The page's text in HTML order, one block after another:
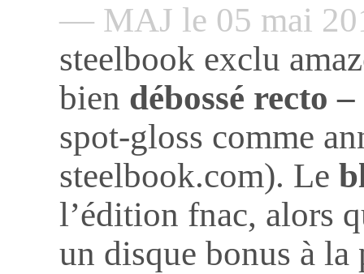
— MAJ le 05 mai
steelbook exclu
bien débossé recto
spot-gloss comme
steelbook.com). Le
l’édition fnac, alors
un disque bonus à la